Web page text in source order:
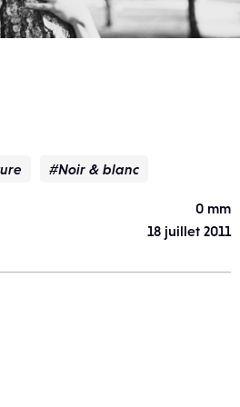
#Noir & blanc
0 mm
18 juillet 2011